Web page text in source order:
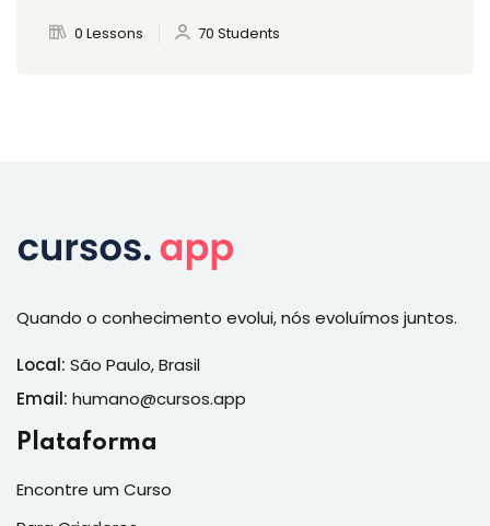
0 Lessons 70 Students
Quando o conhecimento evolui, nós evoluímos juntos.
Local: São Paulo, Brasil
Email: humano@cursos.app
Plataforma
Encontre um Curso